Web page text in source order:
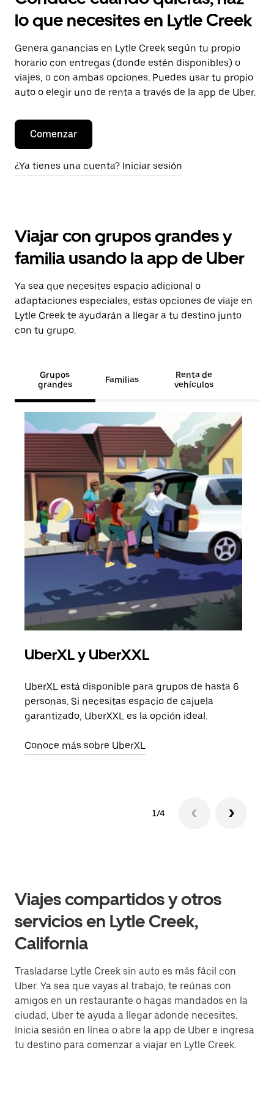
lo que necesites en Lytle Creek
Genera ganancias en Lytle Creek según tu propio
horario con entregas (donde estén disponibles) o
viajes, o con ambas opciones. Puedes usar tu propio
auto o elegir uno de renta a través de la app de Uber.
Comenzar
¿Ya tienes una cuenta? Iniciar sesión
Viajar con grupos grandes y
familia usando la app de Uber
Ya sea que necesites espacio adicional o
adaptaciones especiales, estas opciones de viaje en
Lytle Creek te ayudarán a llegar a tu destino junto
con tu grupo.
Grupos
grandes
Familias
Renta de
vehículos
UberXL y UberXXL
UberXL está disponible para grupos de hasta 6
personas. Si necesitas espacio de cajuela
garantizado, UberXXL es la opción ideal.
Conoce más sobre UberXL
1/4
Viajes compartidos y otros
servicios en Lytle Creek,
California
Trasladarse Lytle Creek sin auto es más fácil con
Uber. Ya sea que vayas al trabajo, te reúnas con
amigos en un restaurante o hagas mandados en la
ciudad, Uber te ayuda a llegar adonde necesites.
Inicia sesión en línea o abre la app de Uber e ingresa
tu destino para comenzar a viajar en Lytle Creek.